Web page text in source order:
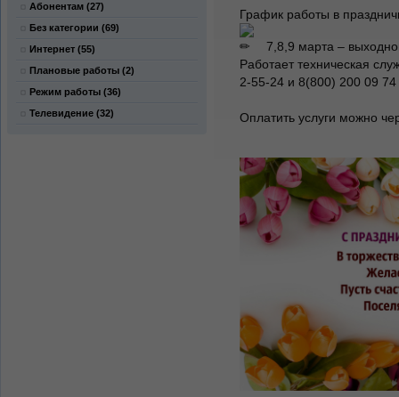
Абонентам (27)
Без категории (69)
Интернет (55)
Плановые работы (2)
Режим работы (36)
Телевидение (32)
График работы в
7,8,9 марта –
Работает техническая
2-55-24 и 8(800) 200 09 74
Оплатить услуги можно